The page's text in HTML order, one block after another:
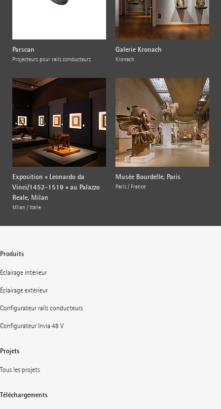
Parscan
Projecteurs pour rails conducteurs
Galerie Kronach
Kronach
Exposition « Leonardo da
Vinci/1452-1519 » au Palazzo
Reale, Milan
Milan / Italie
Musée Bourdelle, Paris
Paris / France
Produits
Éclairage intérieur
Éclairage extérieur
Configurateur rails conducteurs
Configurateur Invia 48 V
Projets
Tous les projets
Téléchargements